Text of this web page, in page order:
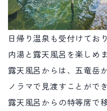
日帰り温泉も受付けてお
内湯と露天風呂を楽しめま
露天風呂からは、五竜岳
ノラマで見渡すことがで
露天風呂からの特等席で